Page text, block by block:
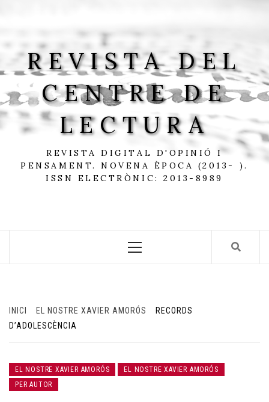
REVISTA DEL
CENTRE DE
LECTURA
REVISTA DIGITAL D'OPINIÓ I
PENSAMENT. NOVENA ÈPOCA (2013- ).
ISSN ELECTRÒNIC: 2013-8989
Menu
INICI EL NOSTRE XAVIER AMORÓS
RECORDS
D’ADOLESCÈNCIA
EL NOSTRE XAVIER AMORÓS
EL NOSTRE XAVIER AMORÓS
PER AUTOR